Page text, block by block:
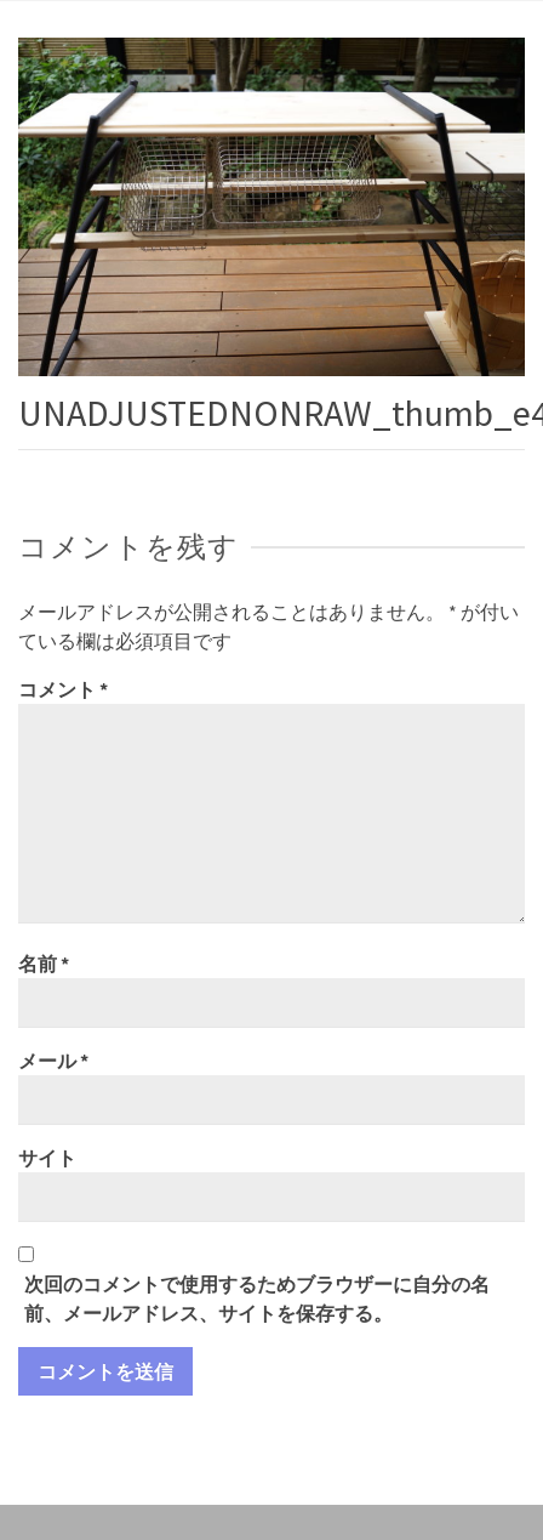
コメントを残す
メールアドレスが公開されることはありません。 * が付い
ている欄は必須項目です
コメント *
名前*
メール*
サイト
次回のコメントで使用するためブラウザーに自分の名
前、メールアドレス、サイトを保存する。